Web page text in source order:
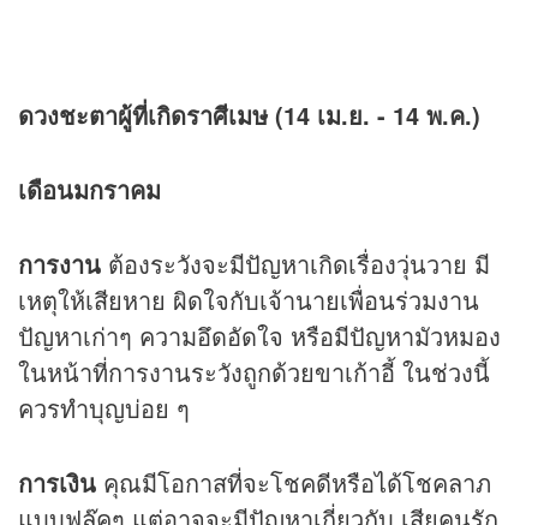
ดวงชะตาผู้ที่เกิดราศีเมษ (14 เม.ย. - 14 พ.ค.)
เดือนมกราคม
การงาน ต้องระวังจะมีปัญหาเกิดเรื่องวุ่นวาย มี
เหตุให้เสียหาย ผิดใจกับเจ้านายเพื่อนร่วมงาน
ปัญหาเก่าๆ ความอึดอัดใจ หรือมีปัญหามัวหมอง
ในหน้าที่การงานระวังถูกด้วยขาเก้าอี้ ในช่วงนี้
ควรทำบุญบ่อย ๆ
การเงิน คุณมีโอกาสที่จะโชคดีหรือได้โชคลาภ